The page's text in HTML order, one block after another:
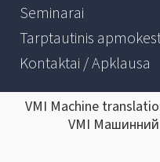
Seminarai
Tarptautinis
Kontaktai / Apklausa
VMI Machine
VMI